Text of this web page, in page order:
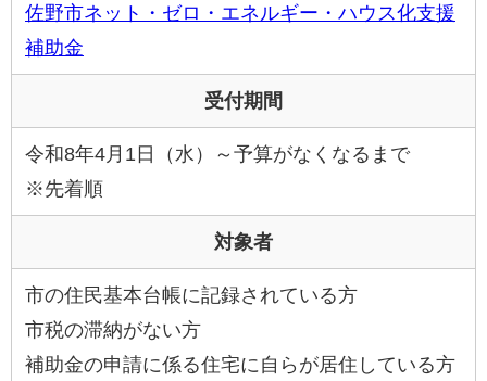
佐野市ネット・ゼロ・エネルギー・ハウス化支援
補助金
受付期間
令和8年4月1日（水）～予算がなくなるまで
※先着順
対象者
市の住民基本台帳に記録されている方
市税の滞納がない方
補助金の申請に係る住宅に自らが居住している方